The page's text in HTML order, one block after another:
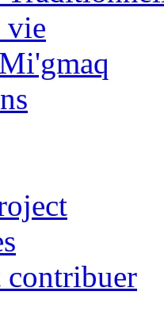
vie
contribuer